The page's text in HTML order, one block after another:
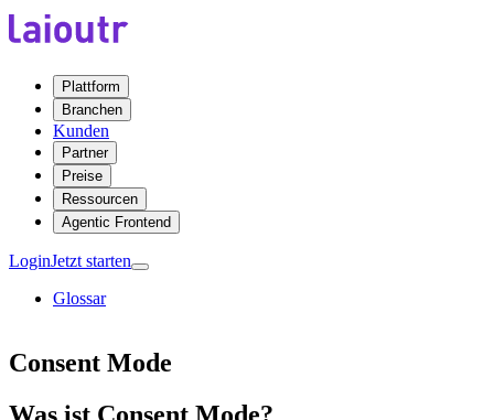
Plattform
Branchen
Kunden
Partner
Preise
Ressourcen
Agentic Frontend
LoginJetzt starten
Glossar
Consent Mode